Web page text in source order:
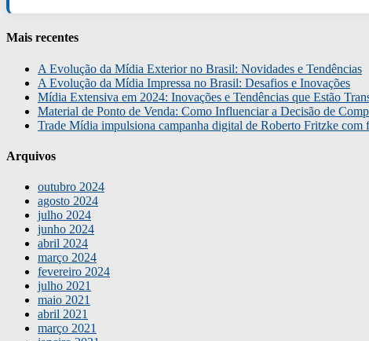
Mais recentes
A Evolução da Mídia Exterior no Brasil: Novidades e Tendências
A Evolução da Mídia Impressa no Brasil: Desafios e Inovações
Mídia Extensiva em 2024: Inovações e Tendências que Estão
Material de Ponto de Venda: Como Influenciar a Decisão de
Trade Mídia impulsiona campanha digital de Roberto Fritzke com
Arquivos
outubro 2024
agosto 2024
julho 2024
junho 2024
abril 2024
março 2024
fevereiro 2024
julho 2021
maio 2021
abril 2021
março 2021